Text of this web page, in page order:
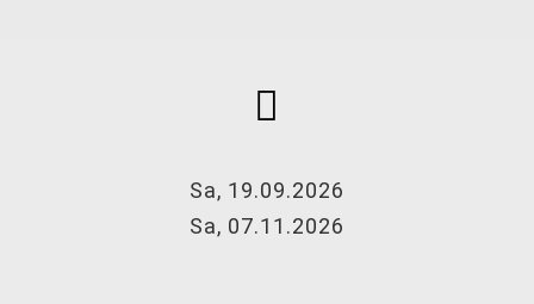
Sa, 19.09.2026
Sa, 07.11.2026